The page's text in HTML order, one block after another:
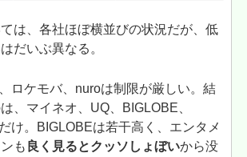
は、各社ほぼ横並びの状況だが、低
だいぶ異なる。
ロケモバ、nuroは制限が厳しい。結
、マイネオ、UQ、BIGLOBE、
け。BIGLOBEは若干高く、エンタメ
も 良く見るとクッソしょぼいから没